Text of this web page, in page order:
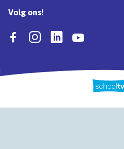
Volg ons!